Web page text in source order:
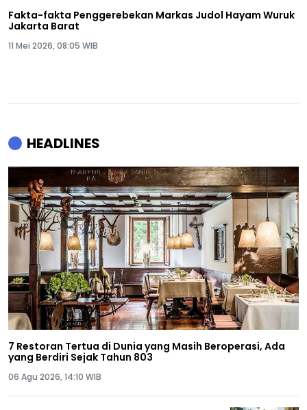
Fakta-fakta Penggerebekan Markas Judol Hayam Wuruk
Jakarta Barat
11 Mei 2026, 08:05 WIB
HEADLINES
7 Restoran Tertua di Dunia yang Masih Beroperasi, Ada
yang Berdiri Sejak Tahun 803
06 Agu 2026, 14:10 WIB